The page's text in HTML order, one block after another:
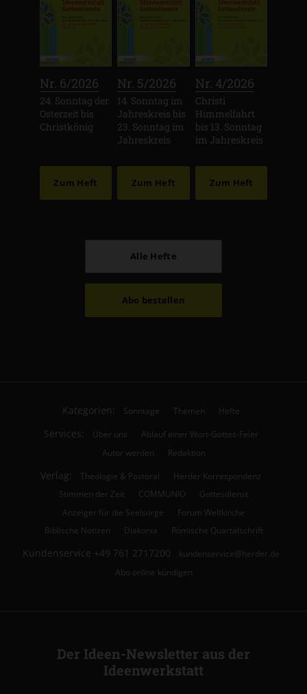
Nr. 6/2026
24. Sonntag der
Osterzeit bis
Christkönig
Zum Heft
Nr. 5/2026
14. Sonntag im
Jahreskreis bis
23. Sonntag im
Jahreskreis
Zum Heft
Nr. 4/2026
Christi
Himmelfahrt
bis 13. Sonntag
im Jahreskreis
Zum Heft
Alle Hefte
Abo bestellen
Kategorien: Sonntage Themen Hefte
Services: Über uns
Ablauf einer Wort-Gottes-Feier
Autor werden
Redaktion
Verlag: Theologie & Pastoral
Herder Korrespondenz
Stimmen der Zeit
COMMUNIO
Gottesdienst
Anzeiger für die Seelsorge
Forum Weltkirche
Biblische Notizen
Diakonia Römische Quartalschrift
Kundenservice +49 761 2717200
kundenservice@herder.de
Abo online kündigen
Der Ideen-Newsletter aus der
Ideenwerkstatt